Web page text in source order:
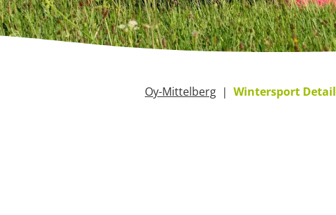
Oy-Mittelberg Wintersport Detail